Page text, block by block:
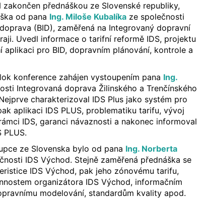
přednáškou ze Slovenské republiky,
od pana Ing. Miloše Kubalíka ze společnosti
(BID), zaměřená na Integrovaný dopravní
Uvedl informace o tarifní reformě IDS, projektu
aplikaci pro BID, dopravním plánování, kontrole a
konference zahájen vystoupením pana Ing.
Integrovaná doprava Žilinského a Trenčínského
charakterizoval IDS Plus jako systém pro
aplikaci IDS PLUS, problematiku tarifu, vývoj
IDS, garanci návaznosti a nakonec informoval
ze Slovenska bylo od pana Ing. Norberta
IDS Východ. Stejně zaměřená přednáška se
IDS Východ, pak jeho zónovému tarifu,
organizátora IDS Východ, informačním
modelování, standardům kvality apod.